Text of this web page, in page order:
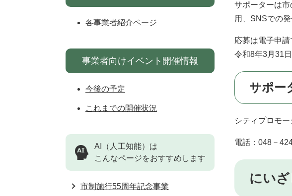
サポーターは
用、SNSでの
応募は電子申
令和8年3月31
サポー
シティプロモ
電話：048－
にい
各事業者紹介ページ
事業者向けイベント開催情報
今後の予定
これまでの開催状況
AI（人工知能）は
こんなページをおすすめします
市制施行55周年記念事業